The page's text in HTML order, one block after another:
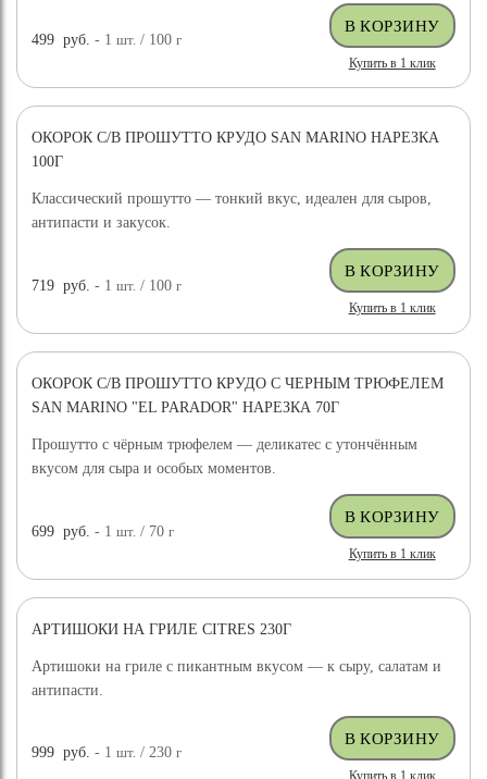
499 руб. - 1шт. / 100г
Купить в 1 клик
ОКОРОК С/В ПРОШУТТО КРУДО SAN MARINO НАРЕЗКА
100Г
Классический прошутто — тонкий вкус, идеален для сыров,
антипасти и закусок.
719 руб. - 1шт. / 100г
Купить в 1 клик
ОКОРОК С/В ПРОШУТТО КРУДО С ЧЕРНЫМ ТРЮФЕЛЕМ
SAN MARINO "EL PARADOR" НАРЕЗКА 70Г
Прошутто с чёрным трюфелем — деликатес с утончённым
вкусом для сыра и особых моментов.
699 руб. - 1шт. / 70г
Купить в 1 клик
АРТИШОКИ НА ГРИЛЕ CITRES 230Г
Артишоки на гриле с пикантным вкусом — к сыру, салатам и
антипасти.
999 руб. - 1шт. / 230г
Купить в 1 клик